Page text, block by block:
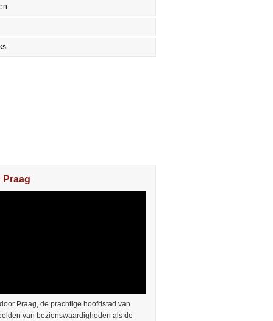
Praag
Praag, de prachtige hoofdstad van
van bezienswaardigheden als de